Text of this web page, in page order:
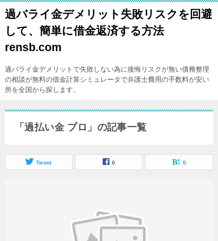
過バライ金デメリット失敗リスクを回避
して、簡単に借金返済する方法
rensb.com
過バライ金デメリットで失敗しない為に後悔リスクが無い債務整理
の相談が無料の借金計算シミュレータで弁護士費用の手数料が安い
所を全国から探します。
「過払い金 プロ」の記事一覧
Tweet 0 0